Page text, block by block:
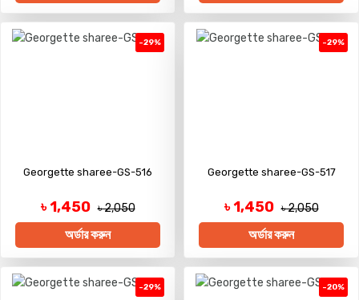
-29%
Georgette sharee-GS-516
৳ 1,450 ৳ 2,050
অর্ডার করুন
-29%
Georgette sharee-GS-517
৳ 1,450 ৳ 2,050
অর্ডার করুন
-29% -20%